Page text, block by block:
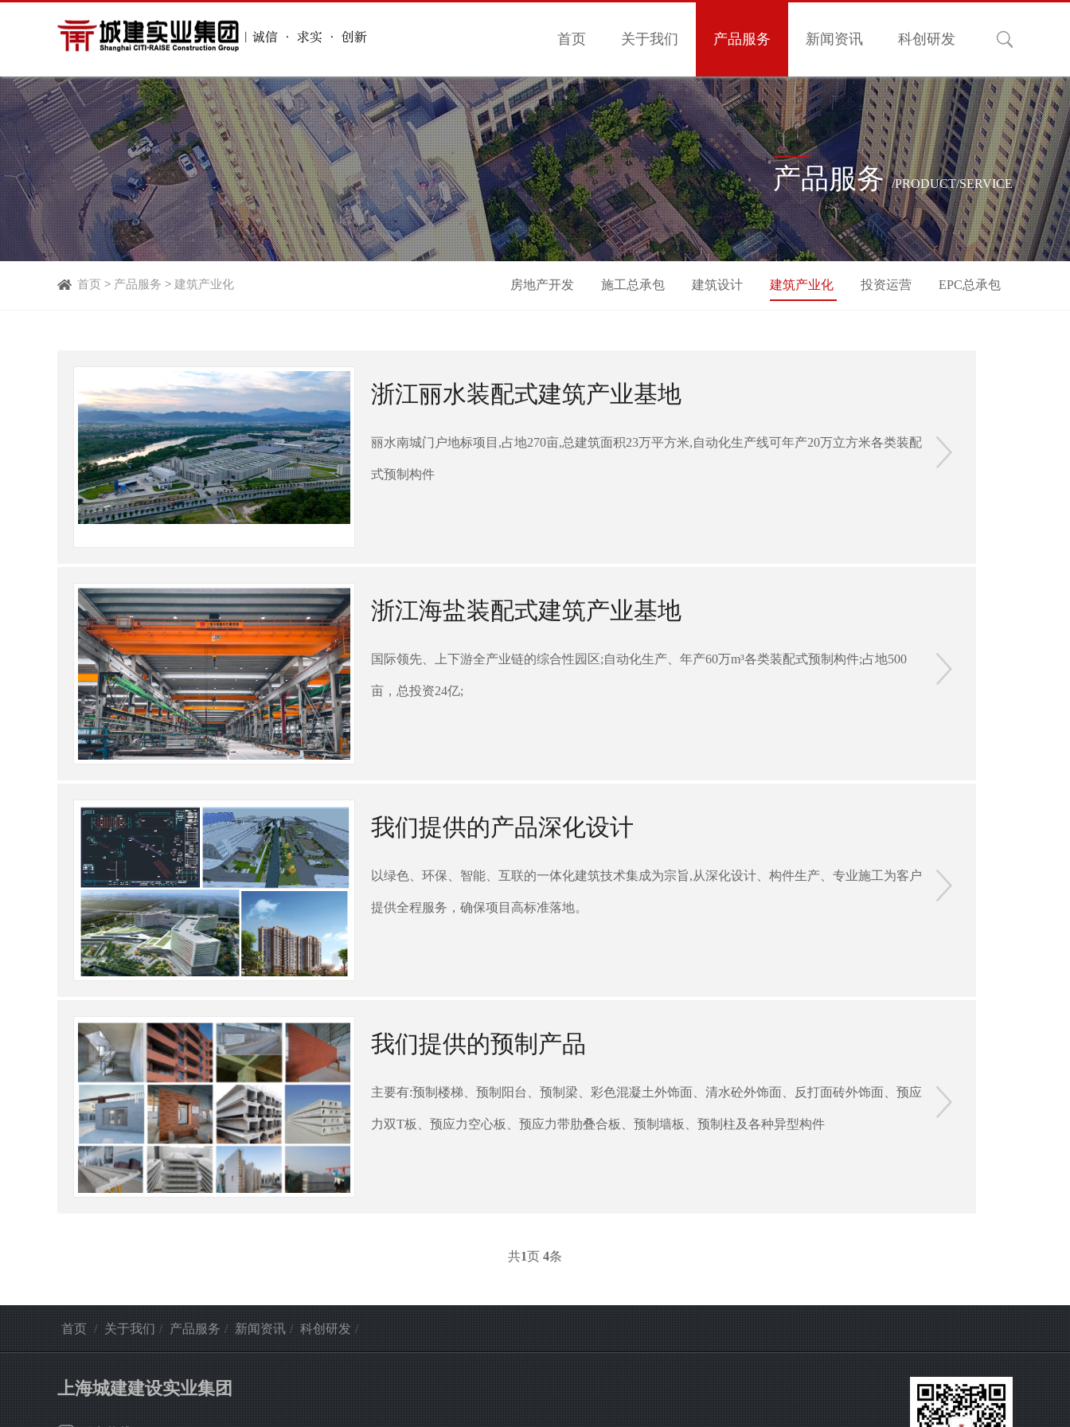
首页 关于我们 产品服务 新闻资讯 科创研发
产品服务/PRODUCT/SERVICE
首页 > 产品服务 > 建筑产业化 房地产开发 施工总承包 建筑设计 建筑产业化 投资运营 EPC总承包
浙江丽水装配式建筑产业基地
丽水南城门户地标项目,占地270亩,总建筑面积23万平方米,自动化生产线可年产20万立方米各类装配
式预制构件

浙江海盐装配式建筑产业基地
国际领先、上下游全产业链的综合性园区;自动化生产、年产60万m³各类装配式预制构件;占地500
亩，总投资24亿;

我们提供的产品深化设计
以绿色、环保、智能、互联的一体化建筑技术集成为宗旨,从深化设计、构件生产、专业施工为客户
提供全程服务，确保项目高标准落地。

我们提供的预制产品
主要有:预制楼梯、预制阳台、预制梁、彩色混凝土外饰面、清水砼外饰面、反打面砖外饰面、预应
力双T板、预应力空心板、预应力带肋叠合板、预制墙板、预制柱及各种异型构件

共1页 4条
首页 / 关于我们 / 产品服务 / 新闻资讯 / 科创研发 /
上海城建建设实业集团